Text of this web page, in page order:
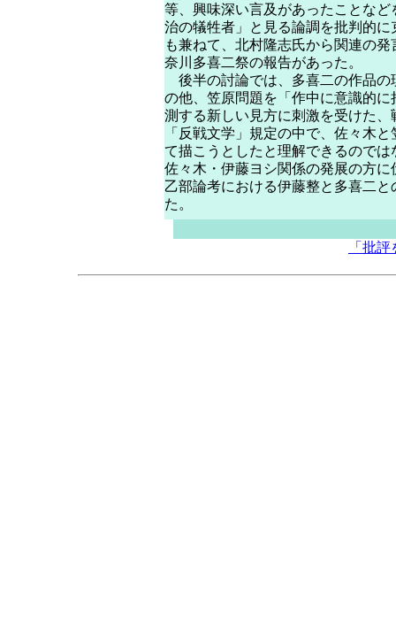
等、興味深い言及があったことな
治の犠牲者」と見る論調を批判的
も兼ねて、北村隆志氏から関連の
奈川多喜二祭の報告があった。
後半の討論では、多喜二の作品の
の他、笠原問題を「作中に意識的
測する新しい見方に刺激を受けた
「反戦文学」規定の中で、佐々木
て描こうとしたと理解できるので
佐々木・伊藤ヨシ関係の発展の方
乙部論考における伊藤整と多喜二
た。
「批